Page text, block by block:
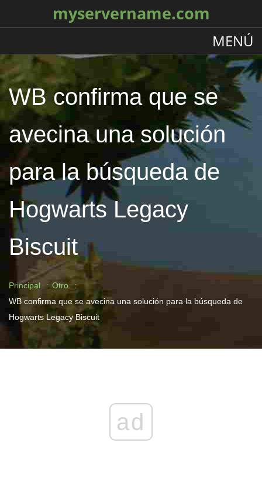
myservername.com
MENÚ
WB confirma que se
avecina una solución
para la búsqueda de
Hogwarts Legacy
Biscuit
Principal
Otro
WB confirma que se avecina una solución para la búsqueda de
Hogwarts Legacy Biscuit
ad